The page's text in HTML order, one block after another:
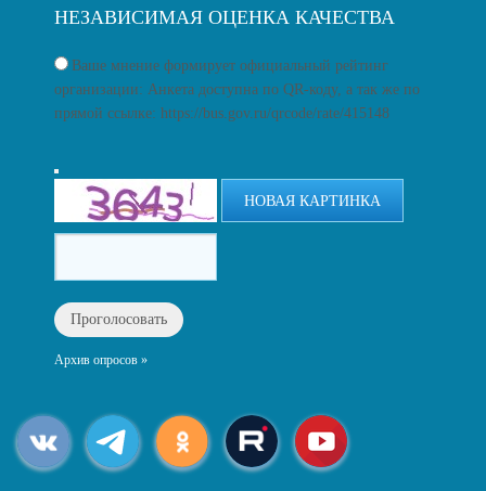
НЕЗАВИСИМАЯ ОЦЕНКА КАЧЕСТВА
Ваше мнение формирует официальный рейтинг
организации: Анкета доступна по QR-коду, а так же по
прямой ссылке: https://bus.gov.ru/qrcode/rate/415148
НОВАЯ КАРТИНКА
Архив опросов »